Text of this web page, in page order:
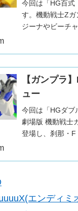
今回は「HG百式
す。機動戦士Z
ジーナやビーチ
【ガンプラ
ュー
今回は「HGダブ
劇場版 機動戦士
登場し、刹那・F
エンディミ